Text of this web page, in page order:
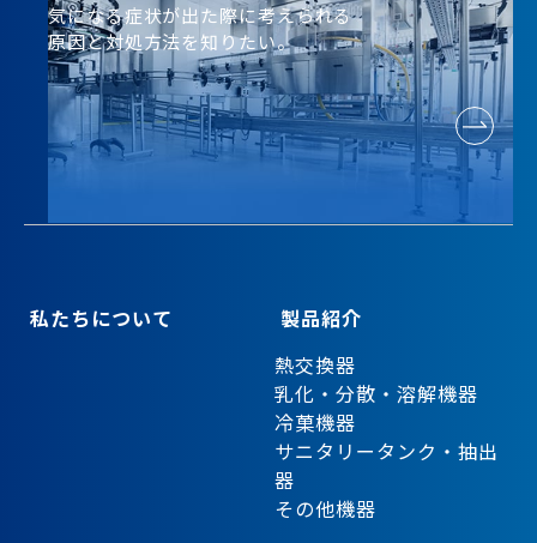
気になる症状が出た際に考えられる
原因と対処方法を知りたい。
私たちについて
製品紹介
熱交換器
乳化・分散・溶解機器
冷菓機器
サニタリータンク・抽出
器
その他機器